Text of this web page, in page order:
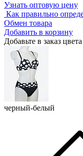
Узнать оптовую цену
Как правильно
Обмен товара
Добавить в корзину
Добавьте в заказ
черный-белый